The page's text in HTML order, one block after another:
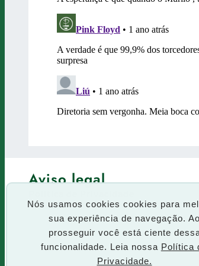
Nós usamos cookies cookies para
sua experiência de navegação. Ao
prosseguir você está ciente
funcionalidade. Leia nossa Política
Privacidade.
Aviso legal
Termos de uso